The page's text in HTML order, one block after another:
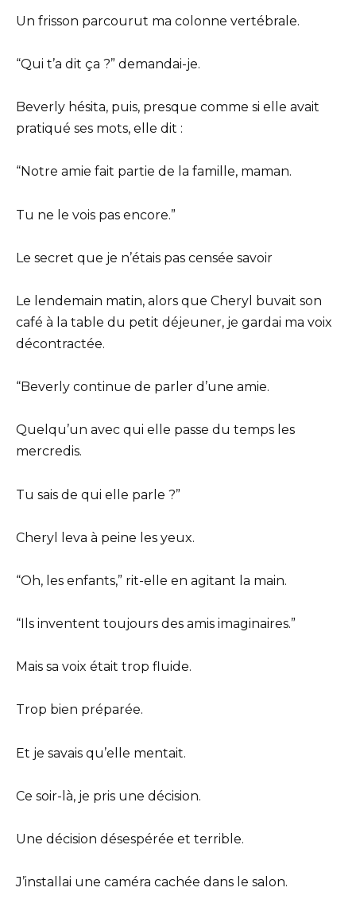
Un frisson parcourut ma colonne vertébrale.
“Qui t’a dit ça ?” demandai-je.
Beverly hésita, puis, presque comme si elle avait
pratiqué ses mots, elle dit :
“Notre amie fait partie de la famille, maman.
Tu ne le vois pas encore.”
Le secret que je n’étais pas censée savoir
Le lendemain matin, alors que Cheryl buvait son
café à la table du petit déjeuner, je gardai ma voix
décontractée.
“Beverly continue de parler d’une amie.
Quelqu’un avec qui elle passe du temps les
mercredis.
Tu sais de qui elle parle ?”
Cheryl leva à peine les yeux.
“Oh, les enfants,” rit-elle en agitant la main.
“Ils inventent toujours des amis imaginaires.”
Mais sa voix était trop fluide.
Trop bien préparée.
Et je savais qu’elle mentait.
Ce soir-là, je pris une décision.
Une décision désespérée et terrible.
J’installai une caméra cachée dans le salon.